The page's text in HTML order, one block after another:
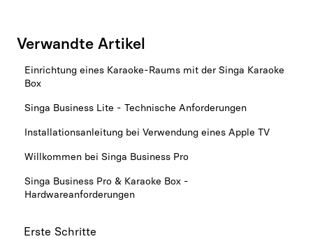
Verwandte Artikel
Einrichtung eines Karaoke-Raums mit der Singa Karaoke
Box
Singa Business Lite - Technische Anforderungen
Installationsanleitung bei Verwendung eines Apple TV
Willkommen bei Singa Business Pro
Singa Business Pro & Karaoke Box -
Hardwareanforderungen
Erste Schritte